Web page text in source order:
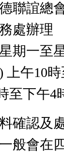
聯誼總
處辦理
期一至
上午10
至下午4
確認及
般會在